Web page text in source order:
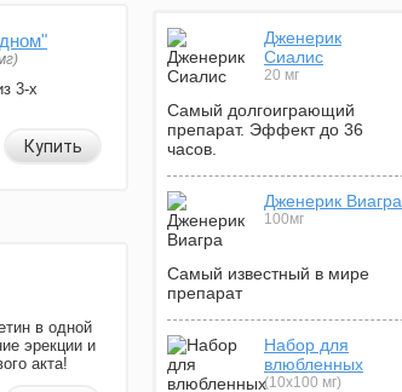
3-х
Купить
в одной
эрекции и
акта!
Дженерик
Сиалис
20 мг
Самый долгоиграющий
препарат. Эффект до 36
часов.
Дженерик Виагра
100мг
Самый известный в мире
препарат
Набор для
влюбленных
(10х100 мг)